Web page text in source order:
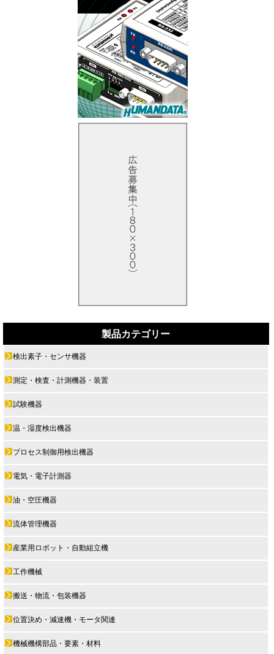
製品カテゴリー
検出素子・センサ機器
測定・検査・計測機器・装置
試験機器
温・湿度検出機器
プロセス制御用検出機器
電気・電子計測器
油・空圧機器
流体管理機器
産業用ロボット・自動組立機
工作機械
搬送・物流・包装機器
位置決め・減速機・モータ関連
機械機構部品・要素・材料